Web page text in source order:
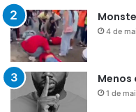
4 de
Menos
1 de